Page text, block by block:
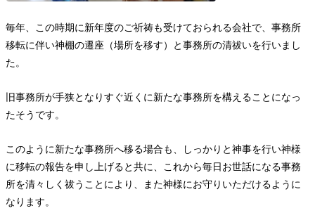
毎年、この時期に新年度のご祈祷も受けておられる会社で、事務所
移転に伴い神棚の遷座（場所を移す）と事務所の清祓いを行いまし
た。
旧事務所が手狭となりすぐ近くに新たな事務所を構えることになっ
たそうです。
このように新たな事務所へ移る場合も、しっかりと神事を行い神様
に移転の報告を申し上げると共に、これから毎日お世話になる事務
所を清々しく祓うことにより、また神様にお守りいただけるように
なります。